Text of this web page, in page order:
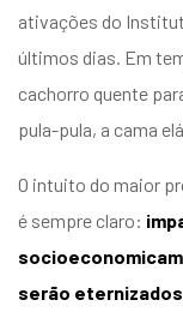
ativações do
últimos dias. Em
cachorro quente
pula-pula, a cama
O intuito do maior
é sempre claro:
serão